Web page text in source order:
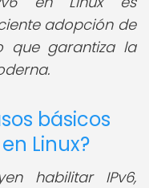
adopción de
que garantiza la
básicos
Linux?
habilitar IPv6,